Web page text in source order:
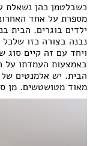
כשבלטמן כהן נשאלת
מספרת על אחד
ילדים בוגרים. הבית
נבנה בצורה כזו
ויחד עם זה קיים
באמצעות העמדתו על
הבית. יש אלמנטים של
מאוד מטושטשים. מן